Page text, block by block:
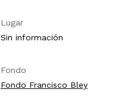
Lugar
Sin información
Fondo
Fondo Francisco Bley